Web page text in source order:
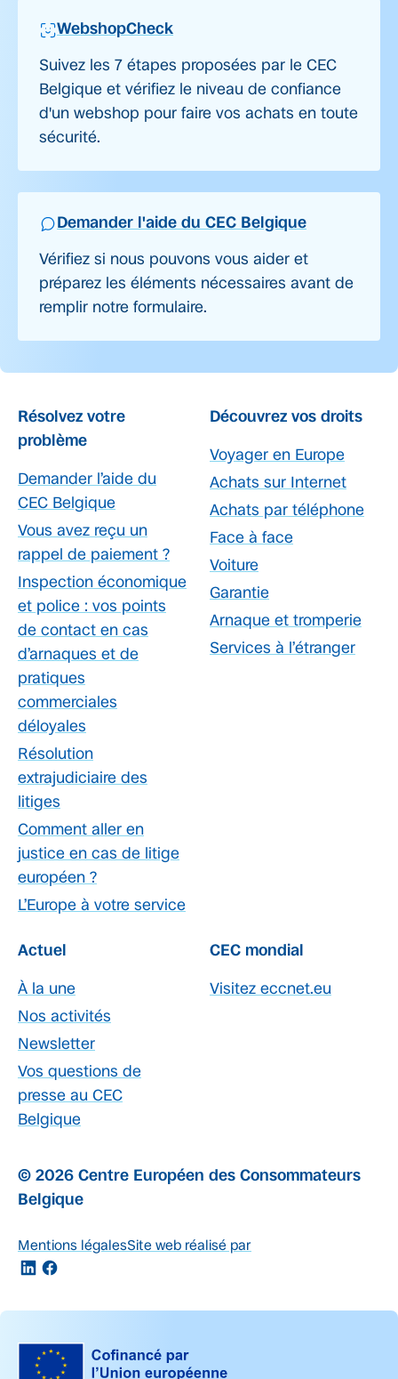
WebshopCheck
Suivez les 7 étapes proposées par le CEC
Belgique et vérifiez le niveau de confiance
d'un webshop pour faire vos achats en toute
sécurité.
Demander l'aide du CEC Belgique
Vérifiez si nous pouvons vous aider et
préparez les éléments nécessaires avant de
remplir notre formulaire.
Résolvez votre
problème
Demander l’aide du
CEC Belgique
Vous avez reçu un
rappel de paiement ?
Inspection économique
et police : vos points
de contact en cas
d’arnaques et de
pratiques
commerciales
déloyales
Résolution
extrajudiciaire des
litiges
Comment aller en
justice en cas de litige
européen ?
L’Europe à votre service
Découvrez vos droits
Voyager en Europe
Achats sur Internet
Achats par téléphone
Face à face
Voiture
Garantie
Arnaque et tromperie
Services à l’étranger
Actuel
À la une
Nos activités
Newsletter
Vos questions de
presse au CEC
Belgique
CEC mondial
Visitez eccnet.eu
© 2026 Centre Européen des Consommateurs
Belgique
Mentions légalesSite web réalisé par